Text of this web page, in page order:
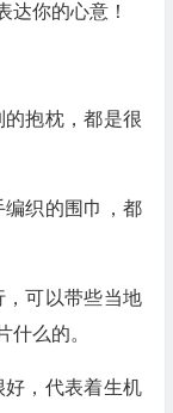
达你的心意！
的抱枕，都是很
编织的围巾，都
，可以带些当地
么的。
好，代表着生机